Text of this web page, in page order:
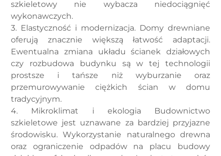
szkieletowy nie wybacza niedociągnięć
wykonawczych.
3. Elastyczność i modernizacja. Domy drewniane
oferują znacznie większą łatwość adaptacji.
Ewentualna zmiana układu ścianek działowych
czy rozbudowa budynku są w tej technologii
prostsze i tańsze niż wyburzanie oraz
przemurowywanie ciężkich ścian w domu
tradycyjnym.
4. Mikroklimat i ekologia Budownictwo
szkieletowe jest uznawane za bardziej przyjazne
środowisku. Wykorzystanie naturalnego drewna
oraz ograniczenie odpadów na placu budowy